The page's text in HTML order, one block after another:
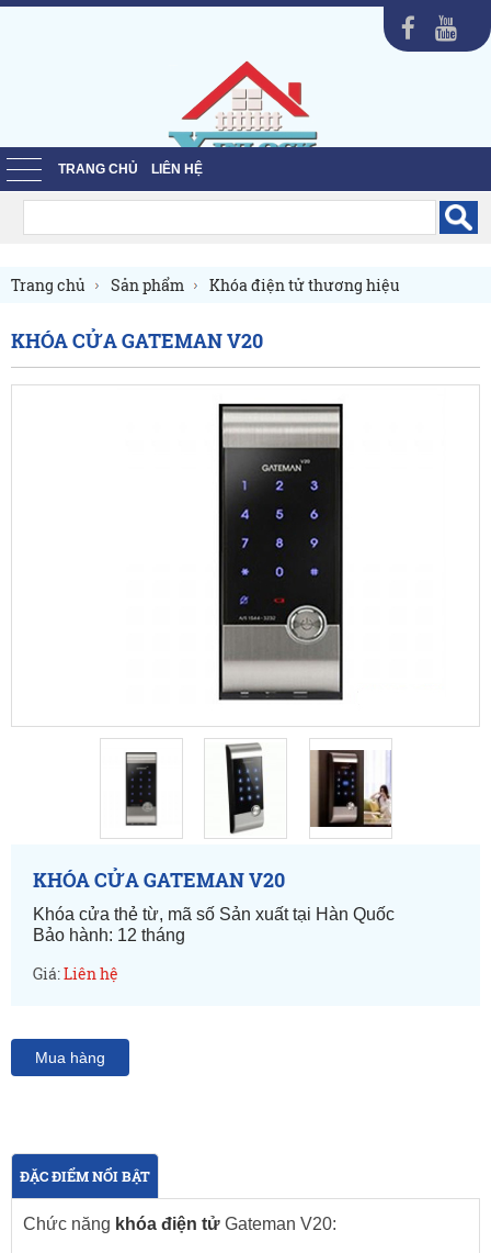
TRANG CHỦ LIÊN HỆ
Trang chủ Sản phẩm
Khóa điện tử thương hiệu
KHÓA CỬA GATEMAN V20
KHÓA CỬA GATEMAN V20
Khóa cửa thẻ từ, mã số Sản xuất tại Hàn Quốc
Bảo hành: 12 tháng
Giá:Liên hệ
Mua hàng
ĐẶC ĐIỂM NỔI BẬT
Chức năng khóa điện tử Gateman V20: